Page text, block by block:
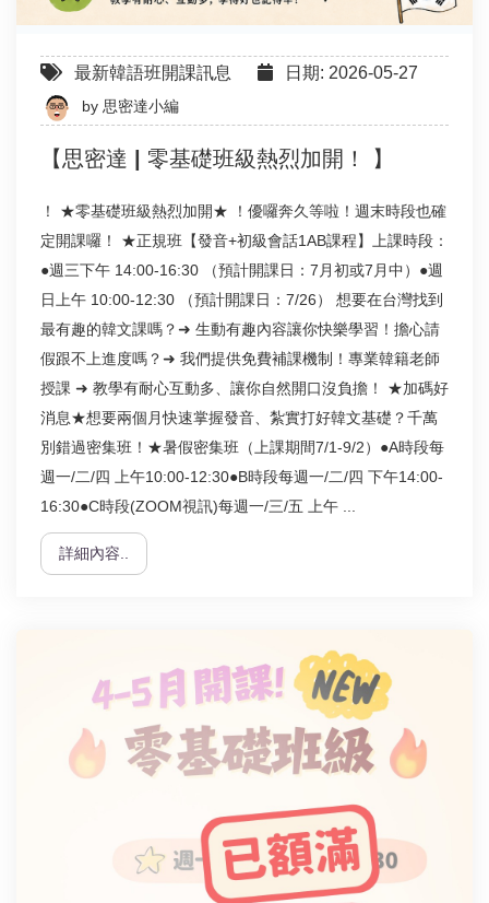
最新韓語班開課訊息 日期: 2026-05-27
by 思密達小編
【思密達 | 零基礎班級熱烈加開！ 】
！ ★零基礎班級熱烈加開★ ！優囉奔久等啦！週末時段也確
定開課囉！ ★正規班【發音+初級會話1AB課程】上課時段：
●週三下午 14:00-16:30 （預計開課日：7月初或7月中）●週
日上午 10:00-12:30 （預計開課日：7/26） 想要在台灣找到
最有趣的韓文課嗎？➜ 生動有趣內容讓你快樂學習！擔心請
假跟不上進度嗎？➜ 我們提供免費補課機制！專業韓籍老師
授課 ➜ 教學有耐心互動多、讓你自然開口沒負擔！ ★加碼好
消息★想要兩個月快速掌握發音、紮實打好韓文基礎？千萬
別錯過密集班！★暑假密集班（上課期間7/1-9/2）●A時段每
週一/二/四 上午10:00-12:30●B時段每週一/二/四 下午14:00-
16:30●C時段(ZOOM視訊)每週一/三/五 上午 ...
詳細內容..